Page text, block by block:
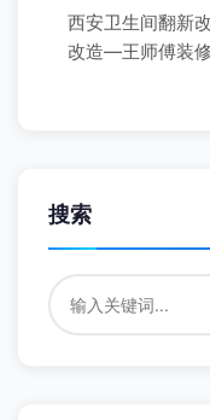
西安卫生间翻新
改造—王师傅装修
搜索